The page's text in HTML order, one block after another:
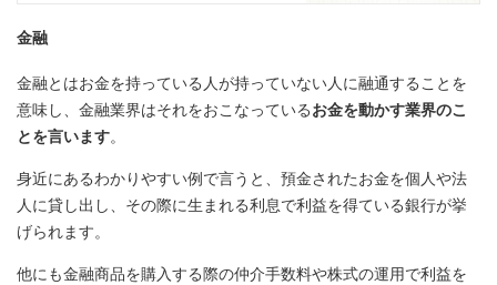
金融
金融とはお金を持っている人が持っていない人に融通することを
意味し、金融業界はそれをおこなっているお金を動かす業界のこ
とを言います。
身近にあるわかりやすい例で言うと、預金されたお金を個人や法
人に貸し出し、その際に生まれる利息で利益を得ている銀行が挙
げられます。
他にも金融商品を購入する際の仲介手数料や株式の運用で利益を